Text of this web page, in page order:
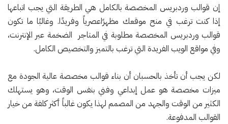
إن قوالب وردبريس المخصصة بالكامل هي الطريقة التي يجب اتباعها
إذا كنت ترغب في منح موقعك مظهرًاعصرياً وفريدًا. وغالبًا ما تكون
قوالب وردبريس المخصصة مطلوبة في المتاجر الضخمة عبر الإنترنت،
وفي مواقع الويب الفريدة التي ترغب بالتميز والتخصيص الكامل.
لكن يجب أن تأخذ بالحسبان أن بناء قوالب مخصصة عالية الجودة مع
ميزات مخصصة هو عمل إبداعي وفني بنفس الوقت، وهو يستهلك
الكثير من الوقت والجهد من المصمم لهذا يكون غالباً أكثر كلفة من خيار
القوالب المدفوعة.